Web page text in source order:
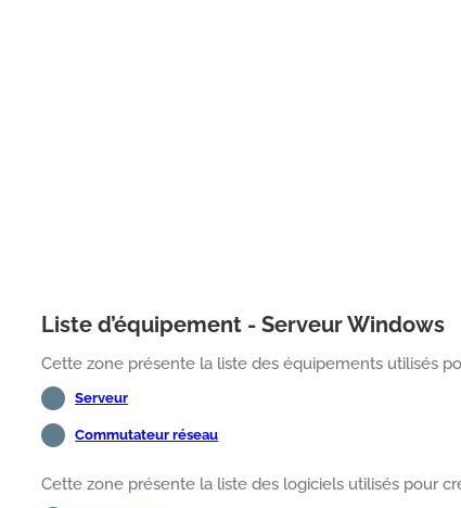
Liste d’équipement - Serveur Windows
Cette zone présente la liste des équipements utilisés
Serveur
Commutateur réseau
Cette zone présente la liste des logiciels utilisés pour